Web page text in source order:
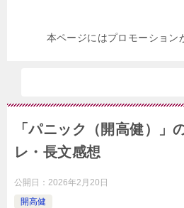
本ページにはプロモーション
「パニック（開高健）」
レ・長文感想
公開日： 2026年2月20日
開高健